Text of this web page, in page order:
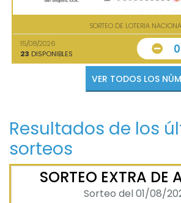
SORTEO DE LOTERIA
15/08/2026
23 DISPONIBLES 0
VER
Resultados de los
sorteos
SORTEO EXTRA DE
Sorteo del 01/08/